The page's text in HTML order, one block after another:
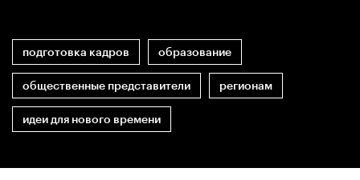
подготовка кадров образование
общественные представители регионам
идеи для нового времени